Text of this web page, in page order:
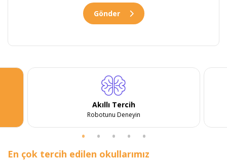
Gönder
Akıllı Tercih
Robotunu Deneyin
En çok tercih edilen okullarımız